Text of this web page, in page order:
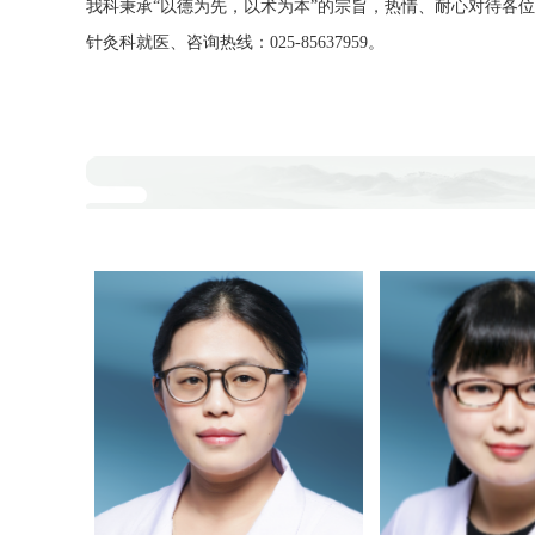
我科秉承“以德为先，以术为本”的宗旨，热情、耐心对待各
针灸科就医、咨询热线：025-85637959。